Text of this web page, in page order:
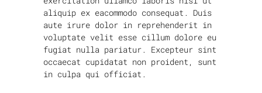
aliquip ex eacommodo consequat. Duis
aute irure dolor in reprehenderit in
voluptate velit esse cillum dolore eu
fugiat nulla pariatur. Excepteur sint
occaecat cupidatat non proident, sunt
in culpa qui officiat.